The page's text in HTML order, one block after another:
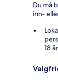
Du må
inn-
18